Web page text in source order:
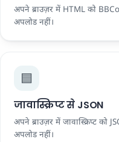
अपने ब्राउज़र में HTML को
अपलोड नहीं।
🟦
जावास्क्रिप्ट से JSON
अपने ब्राउज़र में जावास्क्रिप्ट को
अपलोड नहीं।